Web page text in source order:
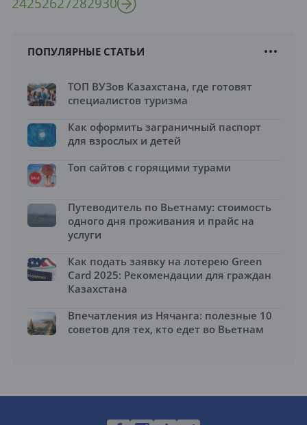
ПОПУЛЯРНЫЕ СТАТЬИ
ТОП ВУЗов Казахстана, где готовят
специалистов туризма
Как оформить заграничный паспорт
для взрослых и детей
Топ сайтов с горящими турами
Путеводитель по Вьетнаму: стоимость
одного дня проживания и прайс на
услуги
Как подать заявку на лотерею Green
Card 2025: Рекомендации для граждан
Казахстана
Впечатления из Нячанга: полезные 10
советов для тех, кто едет во Вьетнам